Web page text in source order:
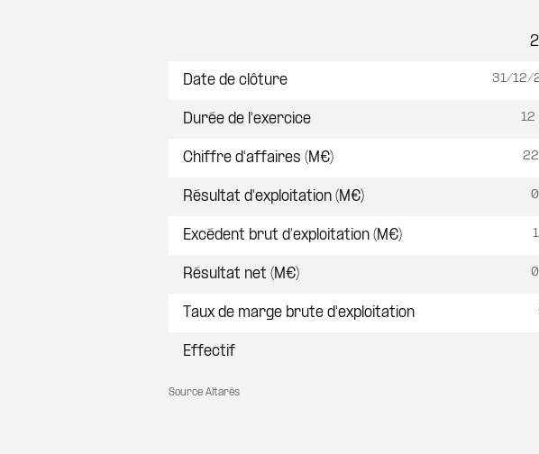
Source Altarès
Date de clôture 31/12/
Durée de l'exercice 12
Chiffre d'affaires (M€)
Résultat d'exploitation (M€)
Excédent brut d’exploitation (M€)
Résultat net (M€)
Taux de marge brute d'exploitation
Effectif